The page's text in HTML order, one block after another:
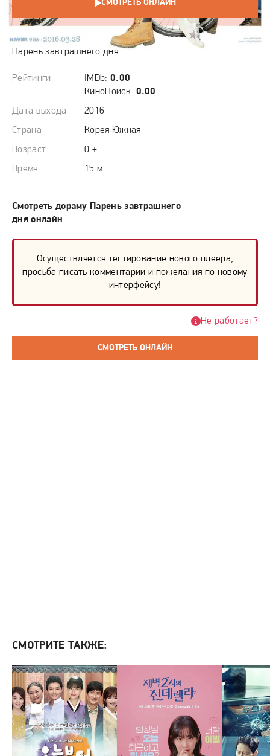
СМОТРЕТЬ ОНЛАЙН
Парень завтрашнего дня
Рейтинги IMDb: 0.00
КиноПоиск: 0.00
Дата выхода
2016
Страна
Корея Южная
Возраст
0 +
Время
15 м.
Смотреть дораму Парень завтрашнего
дня онлайн
Осуществляется тестирование нового плеера,
просьба писать комментарии и пожелания по новому
интерфейсу!
СМОТРЕТЬ ОНЛАЙН
Не работает?
СМОТРИТЕ ТАКЖЕ: